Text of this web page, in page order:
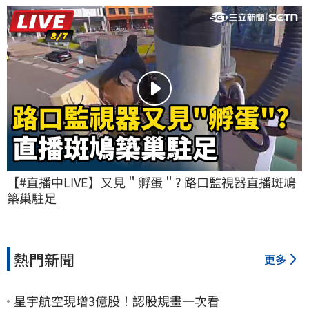
【#直播中LIVE】又見＂孵蛋＂? 路口監視器直播斑鳩
築巢駐足
熱門新聞 更多
星宇航空現增3億股！認股規畫一次看